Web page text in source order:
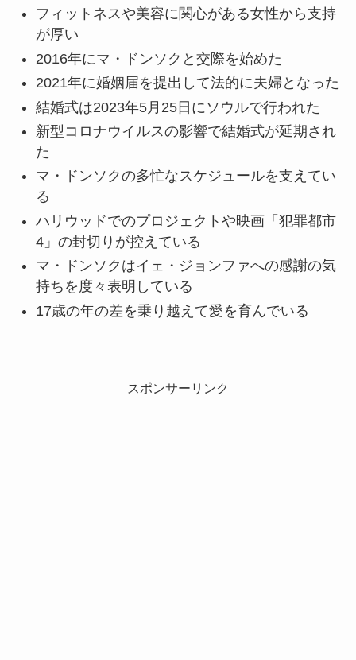
フィットネスや美容に関心がある女性から支持
が厚い
2016年にマ・ドンソクと交際を始めた
2021年に婚姻届を提出して法的に夫婦となった
結婚式は2023年5月25日にソウルで行われた
新型コロナウイルスの影響で結婚式が延期され
た
マ・ドンソクの多忙なスケジュールを支えてい
る
ハリウッドでのプロジェクトや映画「犯罪都市
4」の封切りが控えている
マ・ドンソクはイェ・ジョンファへの感謝の気
持ちを度々表明している
17歳の年の差を乗り越えて愛を育んでいる
スポンサーリンク